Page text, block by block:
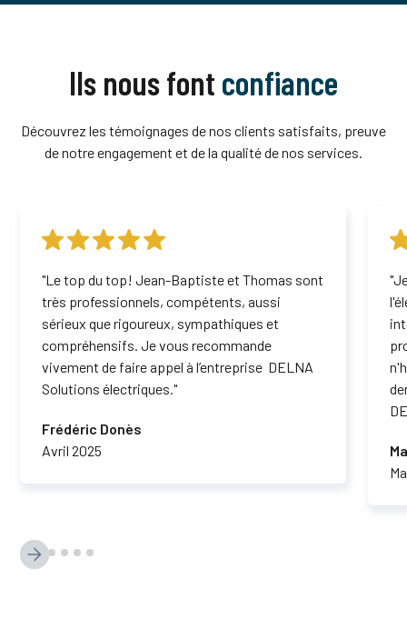
Ils nous font confiance
Découvrez les témoignages de nos clients satisfaits, preuve
de notre engagement et de la qualité de nos services.
"Le top du top! Jean-Baptiste et Thomas sont
très professionnels, compétents, aussi
sérieux que rigoureux, sympathiques et
compréhensifs. Je vous recommande
vivement de faire appel à l’entreprise DELNA
Solutions électriques."
Frédéric Donès
Avril 2025